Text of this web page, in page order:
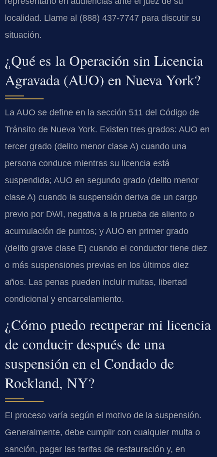
localidad. Llame al (888) 437-7747 para discutir su
situación.
¿Qué es la Operación sin Licencia
Agravada (AUO) en Nueva York?
La AUO se define en la sección 511 del Código de
Tránsito de Nueva York. Existen tres grados: AUO en
tercer grado (delito menor clase A) cuando una
persona conduce mientras su licencia está
suspendida; AUO en segundo grado (delito menor
clase A) cuando la suspensión deriva de un cargo
previo por DWI, negativa a la prueba de aliento o
acumulación de puntos; y AUO en primer grado
(delito grave clase E) cuando el conductor tiene diez
o más suspensiones previas en los últimos diez
años. Las penas pueden incluir multas, libertad
condicional y encarcelamiento.
¿Cómo puedo recuperar mi licencia
de conducir después de una
suspensión en el Condado de
Rockland, NY?
El proceso varía según el motivo de la suspensión.
Generalmente, debe cumplir con cualquier multa o
sanción, pagar las tarifas de restauración y, en